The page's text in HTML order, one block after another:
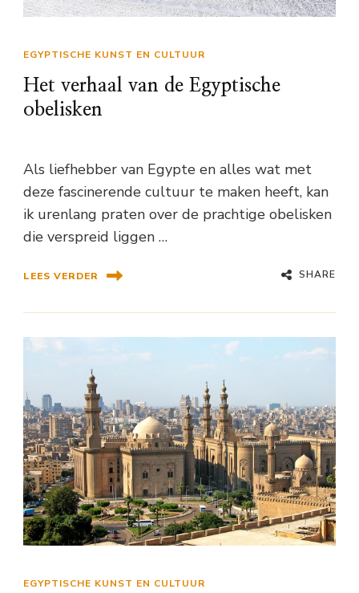
EGYPTISCHE KUNST EN CULTUUR
Het verhaal van de Egyptische
obelisken
Als liefhebber van Egypte en alles wat met
deze fascinerende cultuur te maken heeft, kan
ik urenlang praten over de prachtige obelisken
die verspreid liggen …
LEES VERDER SHARE
EGYPTISCHE KUNST EN CULTUUR